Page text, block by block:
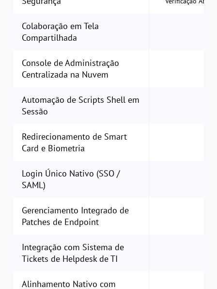
Colaboração em Tela
Compartilhada
Console de Administração
Centralizada na Nuvem
Automação de Scripts Shell em
Sessão
Redirecionamento de Smart
Card e Biometria
Login Único Nativo (SSO /
SAML)
Gerenciamento Integrado de
Patches de Endpoint
Integração com Sistema de
Tickets de Helpdesk de TI
Alinhamento Nativo com